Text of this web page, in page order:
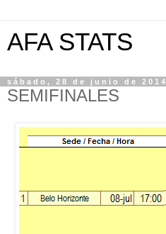
AFA STATS
sábado, 28 de junio de 2014
SEMIFINALES